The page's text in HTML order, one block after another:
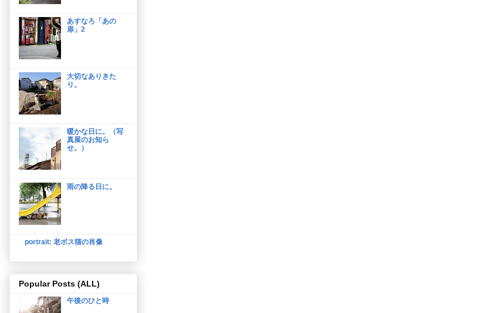
あすなろ「あの
扉」2
大切なありきた
り。
暖かな日に。（写
真展のお知ら
せ。）
雨の降る日に。
portrait: 老ボス猫の肖像
Popular Posts (ALL)
午後のひと時